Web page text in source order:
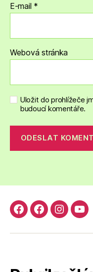
E-mail *
Webová stránka
Uložit do prohlížeče
budoucí komentáře.
FacebookFacebook
Instagram